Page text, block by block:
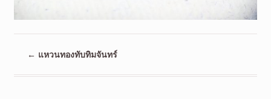
← แหวนทองทับทิมจันทร์